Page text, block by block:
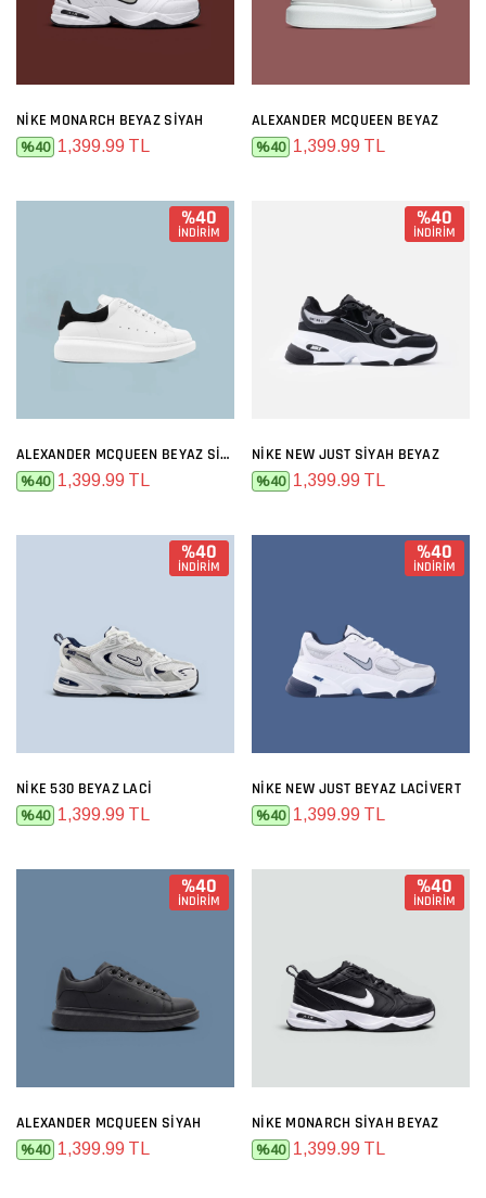
NIKE MONARCH BEYAZ SIYAH
%40 1,399.99 TL
ALEXANDER MCQUEEN BEYAZ
%40 1,399.99 TL
%40
İNDİRİM
ALEXANDER MCQUEEN BEYAZ SIYAH
%40 1,399.99 TL
%40
İNDİRİM
NIKE NEW JUST SIYAH BEYAZ
%40 1,399.99 TL
%40
İNDİRİM
NIKE 530 BEYAZ LACI
%40 1,399.99 TL
%40
İNDİRİM
NIKE NEW JUST BEYAZ LACIVERT
%40 1,399.99 TL
%40
İNDİRİM
ALEXANDER MCQUEEN SIYAH
%40 1,399.99 TL
%40
İNDİRİM
NIKE MONARCH SIYAH BEYAZ
%40 1,399.99 TL